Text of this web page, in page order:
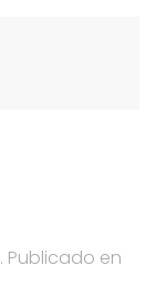
. Publicado en